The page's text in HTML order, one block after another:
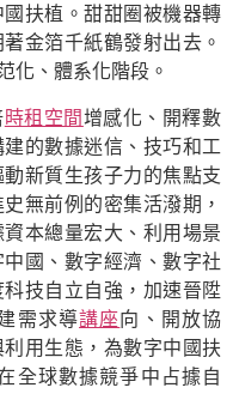
扶植。甜甜圈被機器轉
金箔千紙鶴發射出去。
化、體系化階段。
時租空間增感化、開釋數
的數據迷信、技巧和工
新質生孩子力的焦點支
無前例的密集活潑期，
本總量宏大、利用場景
國、數字經濟、數字社
技自立自強，加速晉陞
需求導講座向、開放協
用生態，為數字中國扶
全球數據競爭中占據自